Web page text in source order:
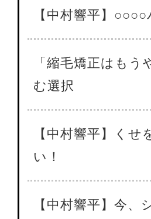
【中村響平】○○○○
「縮毛矯正はも
む選択
【中村響平】く
い！
【中村響平】今